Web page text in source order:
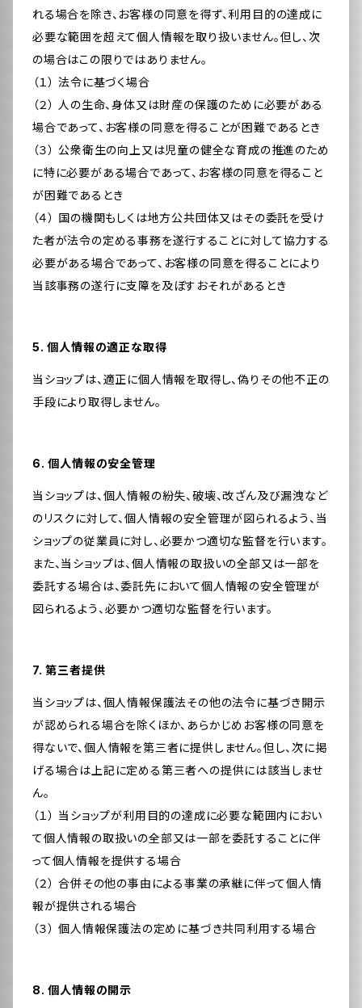
れる場合を除き、お客様の同意を得ず、利用目的の達成に
必要な範囲を超えて個人情報を取り扱いません。但し、次
の場合はこの限りではありません。
（１） 法令に基づく場合
（２） 人の生命、身体又は財産の保護のために必要がある
場合であって、お客様の同意を得ることが困難であるとき
（３） 公衆衛生の向上又は児童の健全な育成の推進のため
に特に必要がある場合であって、お客様の同意を得ること
が困難であるとき
（４） 国の機関もしくは地方公共団体又はその委託を受け
た者が法令の定める事務を遂行することに対して協力する
必要がある場合であって、お客様の同意を得ることにより
当該事務の遂行に支障を及ぼすおそれがあるとき
5. 個人情報の適正な取得
当ショップは、適正に個人情報を取得し、偽りその他不正の
手段により取得しません。
6. 個人情報の安全管理
当ショップは、個人情報の紛失、破壊、改ざん及び漏洩など
のリスクに対して、個人情報の安全管理が図られるよう、当
ショップの従業員に対し、必要かつ適切な監督を行います。
また、当ショップは、個人情報の取扱いの全部又は一部を
委託する場合は、委託先において個人情報の安全管理が
図られるよう、必要かつ適切な監督を行います。
7. 第三者提供
当ショップは、個人情報保護法その他の法令に基づき開示
が認められる場合を除くほか、あらかじめお客様の同意を
得ないで、個人情報を第三者に提供しません。但し、次に掲
げる場合は上記に定める第三者への提供には該当しませ
ん。
（１） 当ショップが利用目的の達成に必要な範囲内におい
て個人情報の取扱いの全部又は一部を委託することに伴
って個人情報を提供する場合
（２） 合併その他の事由による事業の承継に伴って個人情
報が提供される場合
（３） 個人情報保護法の定めに基づき共同利用する場合
8. 個人情報の開示